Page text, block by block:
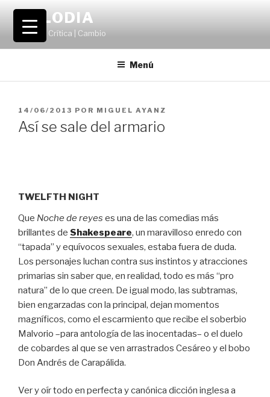
Saltar
contenido
VOLODIA
Teatro | Crítica | Cambio
Menú
PUBLICADO
EL
14/06/2013 POR MIGUEL AYANZ
Así se sale del armario
TWELFTH NIGHT
Que Noche de reyes es una de las comedias más
brillantes de Shakespeare, un maravilloso enredo con
“tapada” y equívocos sexuales, estaba fuera de duda.
Los personajes luchan contra sus instintos y atracciones
primarias sin saber que, en realidad, todo es más “pro
natura” de lo que creen. De igual modo, las subtramas,
bien engarzadas con la principal, dejan momentos
magníficos, como el escarmiento que recibe el soberbio
Malvorio –para antología de las inocentadas– o el duelo
de cobardes al que se ven arrastrados Cesáreo y el bobo
Don Andrés de Carapálida.
Ver y oír todo en perfecta y canónica dicción inglesa a